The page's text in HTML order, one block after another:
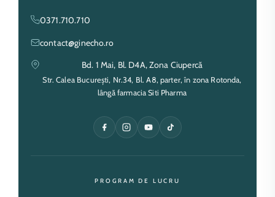
0371.710.710
contact@ginecho.ro
Bd. 1 Mai, Bl. D4A, Zona Ciupercă
Str. Calea București, Nr.34, Bl. A8, parter, în zona Rotonda,
lângă farmacia Siti Pharma
PROGRAM DE LUCRU